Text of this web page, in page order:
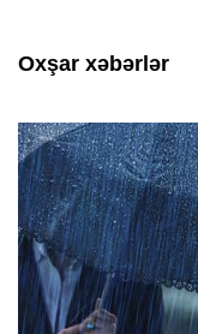
Oxşar xəbərlər